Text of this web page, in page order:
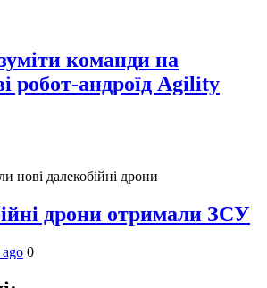
команди на
робот-андроїд Agility
дрони отримали ЗСУ
0